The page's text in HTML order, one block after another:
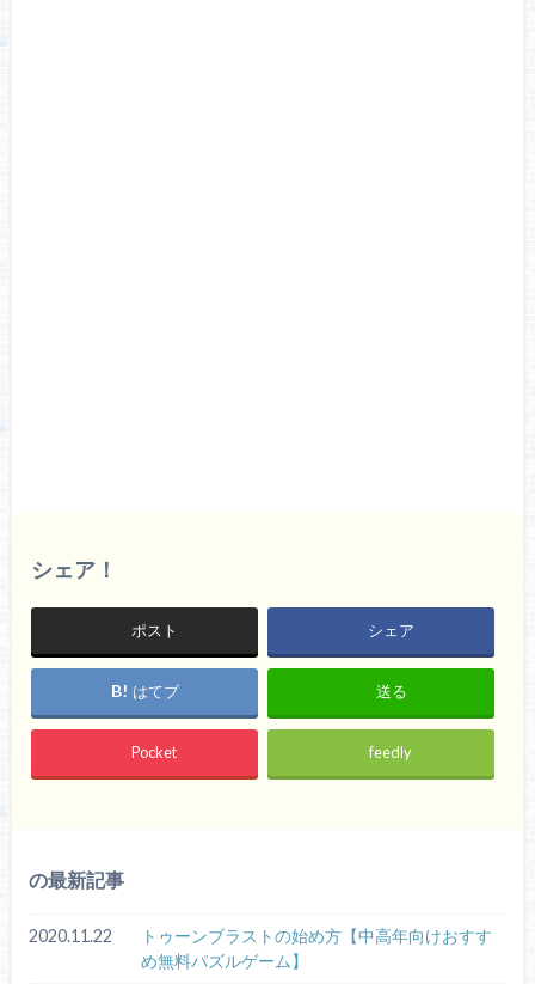
シェア！
ポスト シェア
はてブ 送る
Pocket feedly
の最新記事
2020.11.22
トゥーンブラストの始め方【中高年向けおすす
め無料パズルゲーム】